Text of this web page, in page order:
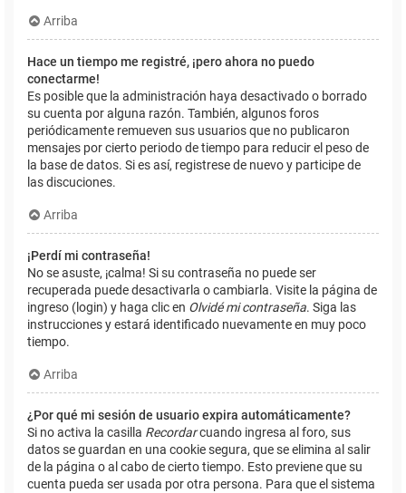
Arriba
Hace un tiempo me registré, ¡pero ahora no puedo
conectarme!
Es posible que la administración haya desactivado o borrado
su cuenta por alguna razón. También, algunos foros
periódicamente remueven sus usuarios que no publicaron
mensajes por cierto periodo de tiempo para reducir el peso de
la base de datos. Si es así, registrese de nuevo y participe de
las discuciones.
Arriba
¡Perdí mi contraseña!
No se asuste, ¡calma! Si su contraseña no puede ser
recuperada puede desactivarla o cambiarla. Visite la página de
ingreso (login) y haga clic en Olvidé mi contraseña. Siga las
instrucciones y estará identificado nuevamente en muy poco
tiempo.
Arriba
¿Por qué mi sesión de usuario expira automáticamente?
Si no activa la casilla Recordarcuando ingresa al foro, sus
datos se guardan en una cookie segura, que se elimina al salir
de la página o al cabo de cierto tiempo. Esto previene que su
cuenta pueda ser usada por otra persona. Para que el sistema